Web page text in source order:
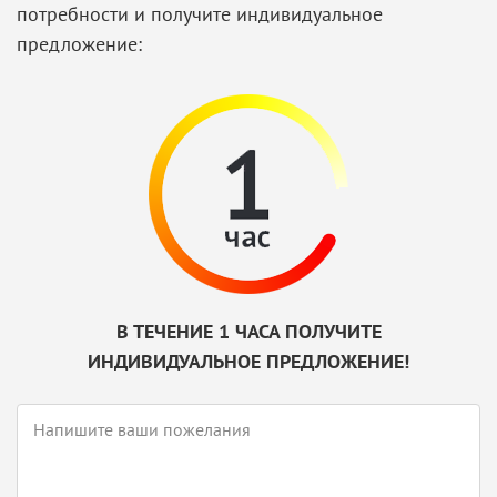
потребности и получите индивидуальное
предложение:
В ТЕЧЕНИЕ 1 ЧАСА ПОЛУЧИТЕ
ИНДИВИДУАЛЬНОЕ ПРЕДЛОЖЕНИЕ!